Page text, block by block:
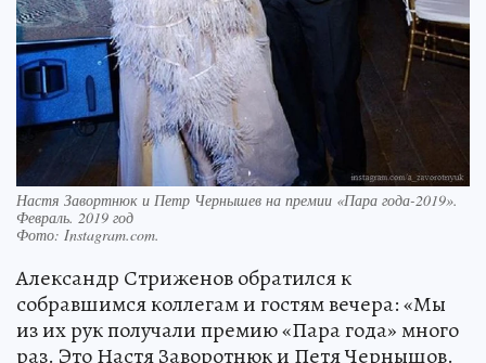
Настя Завортнюк и Петр Чернышев на премии «Пара года-2019».
Февраль. 2019 год
Фото: Instagram.com.
Александр Стриженов обратился к
собравшимся коллегам и гостям вечера: «Мы
из их рук получали премию «Пара года» много
раз. Это Настя Заворотнюк и Петя Чернышов.